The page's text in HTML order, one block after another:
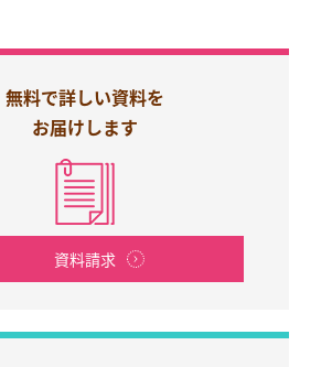
無料で詳しい資料を
お届けします
資料請求